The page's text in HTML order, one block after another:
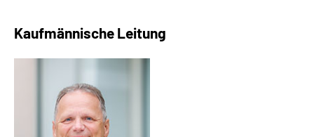
Suche
Gebärdensprache
Kaufmännische Leitung